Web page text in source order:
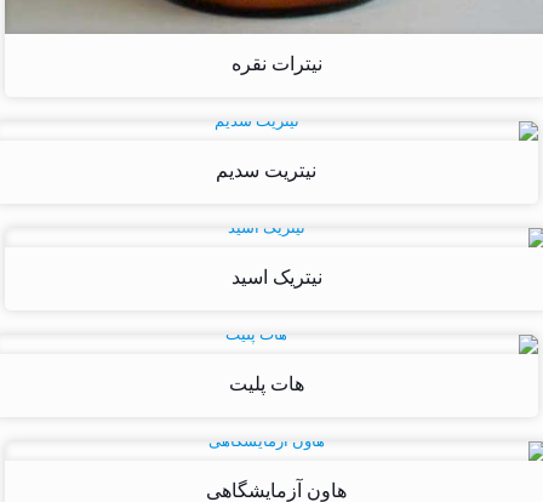
نیترات نقره
نیتریت سدیم
نیتریک اسید
هات پلیت
هاون آزمایشگاهی